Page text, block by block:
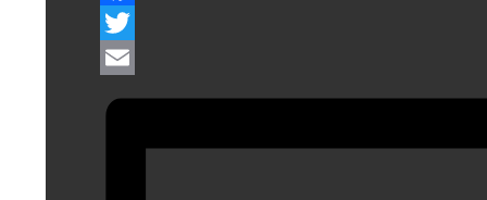
Facebook
Twitter
Email